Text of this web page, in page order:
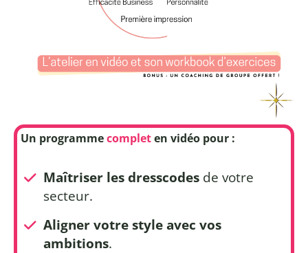
Un programmecompleten vidéo pour :
Maîtriser les dresscodes de votre
secteur.
Aligner votre style avec vos
ambitions.